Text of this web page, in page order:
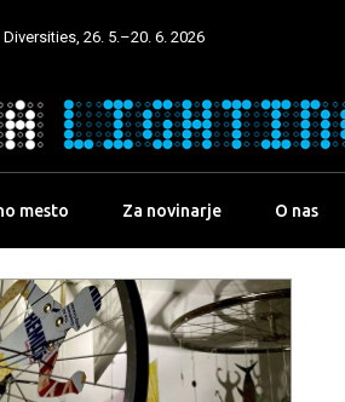
26. 5.–20. 6. 2026
mesto Za novinarje O nas